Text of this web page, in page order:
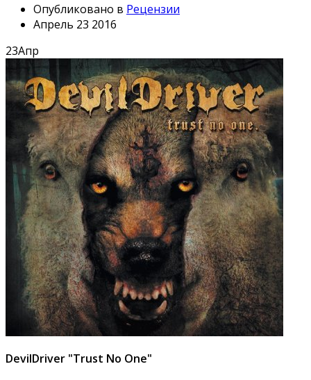
Опубликовано в Рецензии
Апрель 23 2016
23Апр
DevilDriver "Trust No One"